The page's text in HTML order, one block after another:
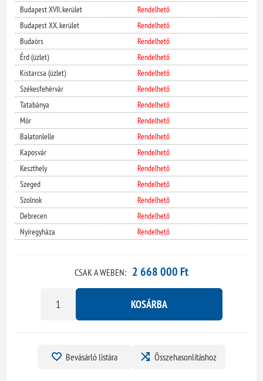
Budapest XVII. kerület
Rendelhető
Budapest XX. kerület
Rendelhető
Budaörs
Rendelhető
Érd (üzlet)
Rendelhető
Kistarcsa (üzlet)
Rendelhető
Székesfehérvár
Rendelhető
Tatabánya
Rendelhető
Mór
Rendelhető
Balatonlelle
Rendelhető
Kaposvár
Rendelhető
Keszthely
Rendelhető
Szeged
Rendelhető
Szolnok
Rendelhető
Debrecen
Rendelhető
Nyíregyháza
Rendelhető
CSAK A WEBEN: 2 668 000 Ft
KOSÁRBA
Bevásárló listára Összehasonlításhoz